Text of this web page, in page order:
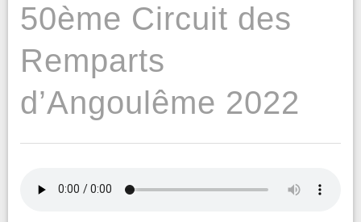
50ème Circuit des
Remparts
d’Angoulême 2022